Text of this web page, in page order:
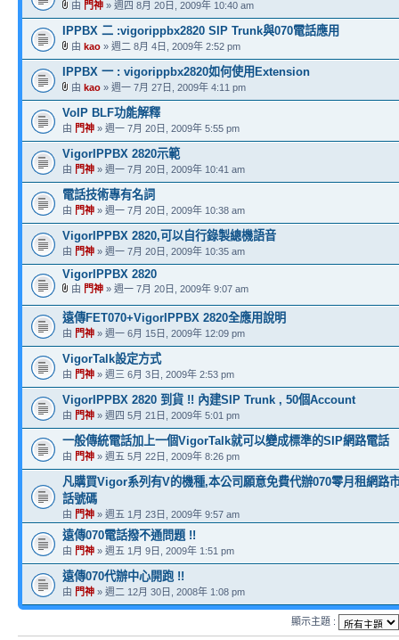
由 門神 » 週四 8月 20日, 2009年 10:40 am
IPPBX 二 :vigorippbx2820 SIP Trunk與070電話應用
由 kao » 週二 8月 4日, 2009年 2:52 pm
IPPBX 一 : vigorippbx2820如何使用Extension
由 kao » 週一 7月 27日, 2009年 4:11 pm
VoIP BLF功能解釋
由 門神 » 週一 7月 20日, 2009年 5:55 pm
VigorIPPBX 2820示範
由 門神 » 週一 7月 20日, 2009年 10:41 am
電話技術專有名詞
由 門神 » 週一 7月 20日, 2009年 10:38 am
VigorIPPBX 2820,可以自行錄製總機語音
由 門神 » 週一 7月 20日, 2009年 10:35 am
VigorIPPBX 2820
由 門神 » 週一 7月 20日, 2009年 9:07 am
遠傳FET070+VigorIPPBX 2820全應用說明
由 門神 » 週一 6月 15日, 2009年 12:09 pm
VigorTalk設定方式
由 門神 » 週三 6月 3日, 2009年 2:53 pm
VigorIPPBX 2820 到貨 !! 內建SIP Trunk , 50個Account
由 門神 » 週四 5月 21日, 2009年 5:01 pm
一般傳統電話加上一個VigorTalk就可以變成標準的SIP網路電話
由 門神 » 週五 5月 22日, 2009年 8:26 pm
凡購買Vigor系列有V的機種,本公司願意免費代辦070零月租網路
話號碼
由 門神 » 週五 1月 23日, 2009年 9:57 am
遠傳070電話撥不通問題 !!
由 門神 » 週五 1月 9日, 2009年 1:51 pm
遠傳070代辦中心開跑 !!
由 門神 » 週二 12月 30日, 2008年 1:08 pm
顯示主題 :